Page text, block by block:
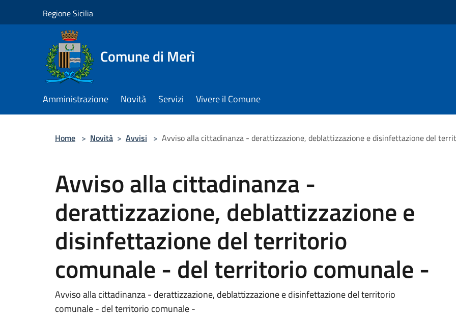
Regione Sicilia
Comune di Merì
Amministrazione Novità Servizi Vivere il Comune
Home > Novità > Avvisi > Avviso alla cittadinanza - derattizzazione, deblattizzazione e disinfettazione del
Avviso alla cittadinanza -
derattizzazione, deblattizzazione e
disinfettazione del territorio
comunale - del territorio comunale -
Avviso alla cittadinanza - derattizzazione, deblattizzazione e disinfettazione del territorio
comunale - del territorio comunale -